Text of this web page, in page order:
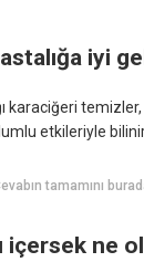
iyi
karaciğeri temizler,
etkileriyle
tamamını
içersek ne